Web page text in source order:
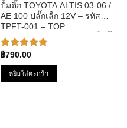
ปั้มติ๊ก TOYOTA ALTIS 03-06 /
AE 100 ปลั๊กเล็ก 12V – รหัส
TPFT-001 – TOP
PERFORMANCE มอเตอร์ปั๊มติ๊ก
ของแท้100% MADE IN JAPAN
ให้คะแนน
5.00ตั้งแต่
1-5
คะแนน
฿790.00
หยิบใส่ตะกร้า